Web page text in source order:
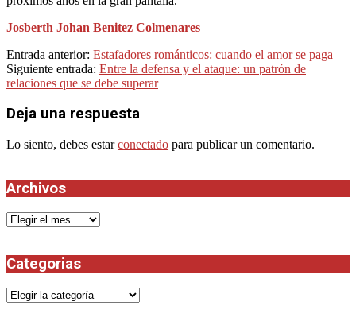
Josberth Johan Benitez Colmenares
2022-
02-
17
Entrada anterior: Estafadores románticos: cuando el amor se paga
Siguiente entrada: Entre la defensa y el ataque: un patrón de
relaciones que se debe superar
Deja una respuesta
Lo siento, debes estarconectado para publicar un comentario.
Archivos
Archivos
Categorias
Categorias